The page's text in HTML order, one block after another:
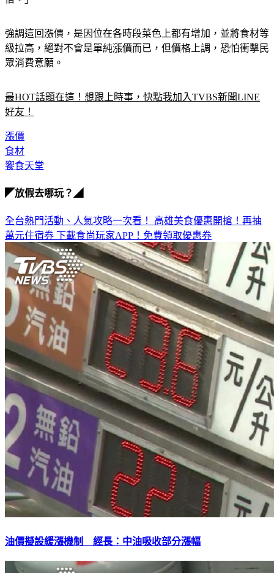
強調這回漲價，是因位在各時段菜色上都有增加，並將食材等
級拉高，絕對不會是單純漲價而已，但價格上調，恐怕衝擊民
眾消費意願。
最HOT話題在這！想跟上時事，快點我加入TVBS新聞LINE
好友！
漲價
食材
饗食天堂
◤放假去哪玩？◢
全台熱門活動、人氣攻略一次看！ 高雄美食優惠開搶！再抽
萬元住宿券 下載食尚玩家APP！免費領取優惠券
油價擬設緩漲機制 經長：中油吸收部分漲幅